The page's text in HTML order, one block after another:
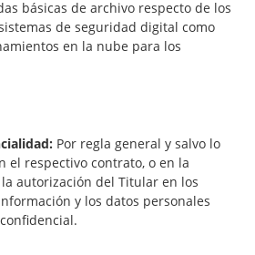
básicas de archivo respecto de los
de seguridad digital como
en la nube para los
Por regla general y salvo lo
el respectivo contrato, o en la
autorización del Titular en los
y los datos personales